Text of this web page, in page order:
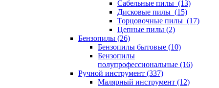
Сабельные пилы (13)
Дисковые пилы (15)
Торцовочные пилы (17)
Цепные пилы (2)
Бензопилы (26)
Бензопилы бытовые (10)
Бензопилы
полупрофессиональные (16)
Ручной инструмент (337)
Малярный инструмент (12)